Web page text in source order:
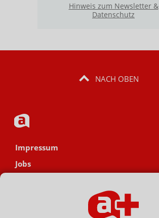
Hinweis zum Newsletter &
Datenschutz
NACH OBEN
Impressum
Jobs